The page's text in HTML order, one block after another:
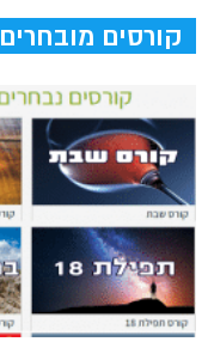
קורסים מובחרים